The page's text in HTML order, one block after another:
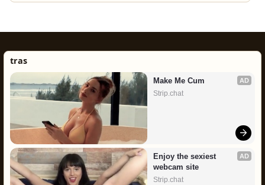
tras
AD
Make Me Cum
Strip.chat
AD
Enjoy the sexiest
webcam site
Strip.chat